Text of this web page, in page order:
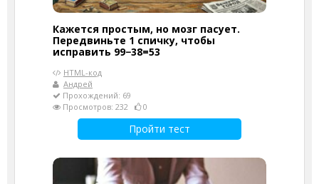
Кажется простым, но мозг пасует.
Передвиньте 1 спичку, чтобы
исправить 99−38=53
HTML-код
Андрей
Прохождений: 69
Просмотров: 232
0
Пройти тест